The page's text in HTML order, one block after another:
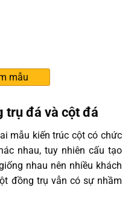
mẫu
trụ đá và cột đá
mẫu kiến trúc cột có chức
nhau, tuy nhiên cấu tạo
nhau nên nhiều khách
đồng trụ vẫn có sự nhầm